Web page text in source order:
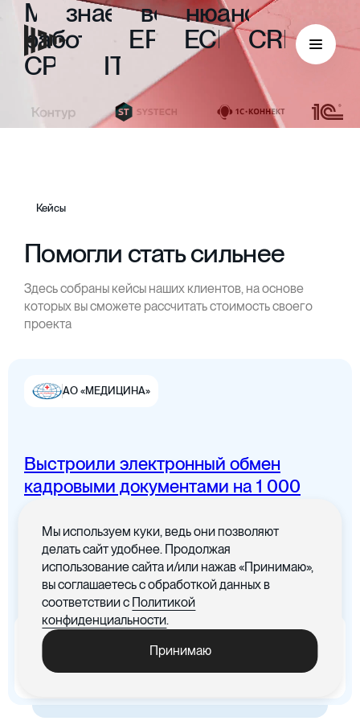
Мы знаемвсенюансы
работы
ERP, ECM,CRM,
CPM
ITIL
ECM
Цифровая канцелярия
Цифровые договоры
Цифровая бухгалтерия
Кейсы
Помогли стать сильнее
Здесь собраны кейсы наших клиентов, на основе
которых вы сможете рассчитать стоимость своего
проекта
АО «МЕДИЦИНА»
Выстроили электронный обмен
кадровыми документами на 1 000
Все документы в одном месте с
понятным интерфейсом
x5
Ускорились процедуры
обработки документов
-30%
издержки, связанные с печатью
Мы используем куки, ведь они позволяют
делать сайт удобнее. Продолжая
использование сайта и/или нажав «Принимаю»,
вы соглашаетесь с обработкой данных в
соответствии с Политикой
конфиденциальности.
Принимаю